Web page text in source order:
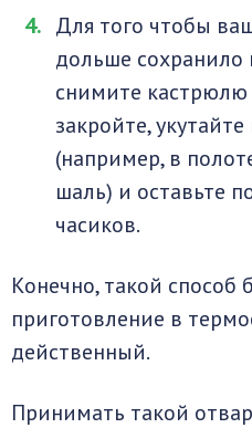
Для того чтобы
дольше сохранило
снимите кастрюлю
закройте,
(например, в
шаль) и оставьте
часиков.
Конечно, такой способ
приготовление в
действенный.
Принимать такой